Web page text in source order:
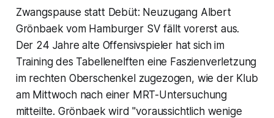
Zwangspause statt Debüt: Neuzugang Albert
Grönbaek vom Hamburger SV fällt vorerst aus.
Der 24 Jahre alte Offensivspieler hat sich im
Training des Tabellenelften eine Faszienverletzung
im rechten Oberschenkel zugezogen, wie der Klub
am Mittwoch nach einer MRT-Untersuchung
mitteilte. Grönbaek wird "voraussichtlich wenige